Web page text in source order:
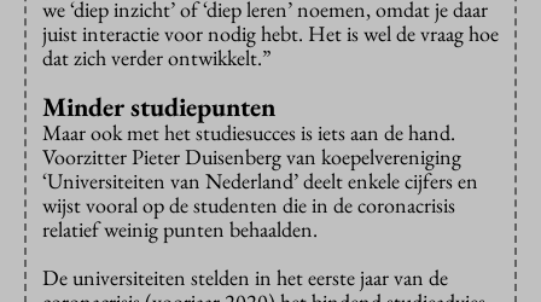
we ‘diep inzicht’ of ‘diep leren’ noemen, omdat je daar
juist interactie voor nodig hebt. Het is wel de vraag hoe
dat zich verder ontwikkelt.”
Minder studiepunten
Maar ook met het studiesucces is iets aan de hand.
Voorzitter Pieter Duisenberg van koepelvereniging
‘Universiteiten van Nederland’ deelt enkele cijfers en
wijst vooral op de studenten die in de coronacrisis
relatief weinig punten behaalden.
De universiteiten stelden in het eerste jaar van de